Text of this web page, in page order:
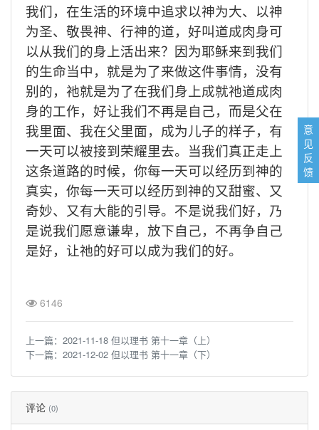
我们，在生活的环境中追求以神为大、以神
为圣、敬畏神、行神的道，好叫道成肉身可
以从我们的身上活出来？因为耶稣来到我们
的生命当中，就是为了来做这件事情，没有
别的，祂就是为了在我们身上成就祂道成肉
身的工作，好让我们不再是自己，而是父在
我里面、我在父里面，成为儿子的样子，有
一天可以被接到荣耀里去。当我们真正走上
这条道路的时候，你每一天可以经历到神的
真实，你每一天可以经历到神的又甜蜜、又
奇妙、又有大能的引导。不是说我们好，乃
是说我们愿意谦卑，放下自己，不再争自己
是好，让祂的好可以成为我们的好。
6146
上一篇： 2021-11-18 但以理书 第十一章（上）
下一篇： 2021-12-02 但以理书 第十一章（下）
评论 (0)
意
见
反
馈